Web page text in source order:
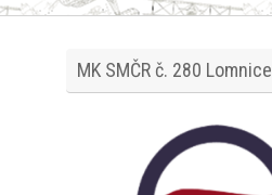
MK SMČR č. 280 Lomnice